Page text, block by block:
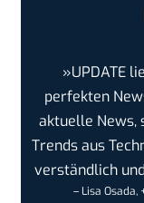
»UPDATE
perfekten
aktuelle News,
Trends aus
verständlich
– Lisa